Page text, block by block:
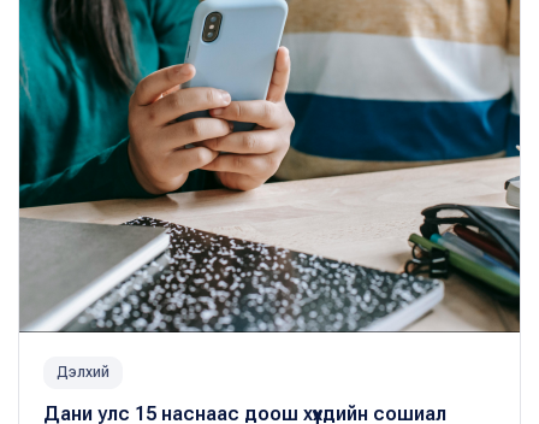
Дэлхий
Дани улс 15 наснаас доош хүүхдийн сошиал